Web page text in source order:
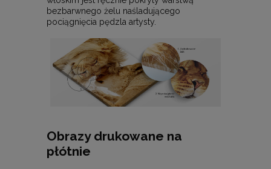
bezbarwnego żelu naśladującego
pociągnięcia pędzla artysty.
Obrazy drukowane na
płótnie